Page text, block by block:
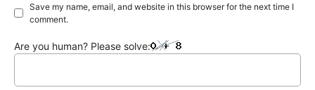
Save my name, email, and website in this browser for the next time I
comment.
Are you human? Please solve: